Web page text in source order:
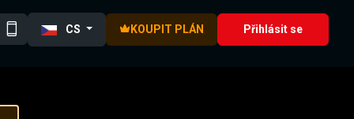
CS KOUPIT PLÁN Přihlásit se